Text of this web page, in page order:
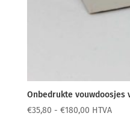
Onbedrukte vouwdoosjes
€35,80 - €180,00Prijsklasse:
HTVA